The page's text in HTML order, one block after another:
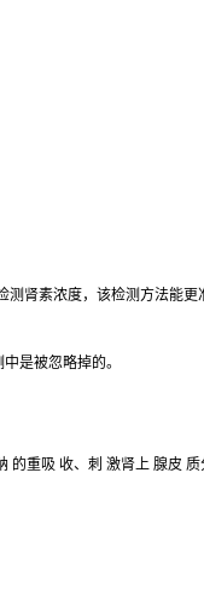
测肾素浓度，该检测方法能更
是被忽略掉的。
重吸 收、刺 激肾上 腺皮 质